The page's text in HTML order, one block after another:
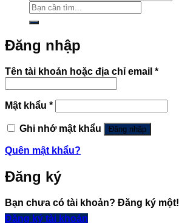
Tìm
kiếm:
Đăng nhập
Tên tài khoản hoặc địa chỉ email *Bắt
Mật khẩu *Bắt
buộc
Ghi nhớ mật khẩu
Đăng nhập
Quên mật khẩu?
Đăng ký
Bạn chưa có tài khoản? Đăng ký một!
Đăng ký tài khoản